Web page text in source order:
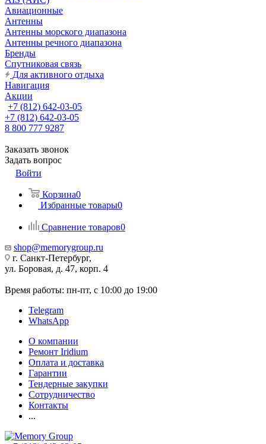
Авиационные
Антенны
Антенны морского диапазона
Антенны речного диапазона
Бренды
Спутниковая связь
Для активного отдыха
Навигация
Акции
+7 (812) 642-03-05
+7 (812) 642-03-05
8 800 777 9287
Заказать звонок
Задать вопрос
Войти
Корзина0
Избранные товары0
Сравнение товаров0
shop@memorygroup.ru
г. Санкт-Петербург,
ул. Боровая, д. 47, корп. 4
Время работы: пн-пт, с 10:00 до 19:00
Telegram
WhatsApp
О компании
Ремонт Iridium
Оплата и доставка
Гарантии
Тендерные закупки
Сотрудничество
Контакты
...